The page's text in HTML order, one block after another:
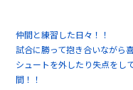
仲間と練習した日々！！
試合に勝って抱き合いながら
シュートを外したり失点をし
間！！